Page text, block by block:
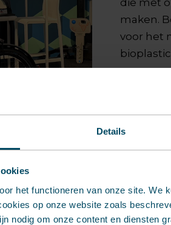
Details
het functioneren van onze site. We
op onze website zoals
nodig om onze content en diensten
die met
maken.
voor het
Zijn
Oost-
Solutions